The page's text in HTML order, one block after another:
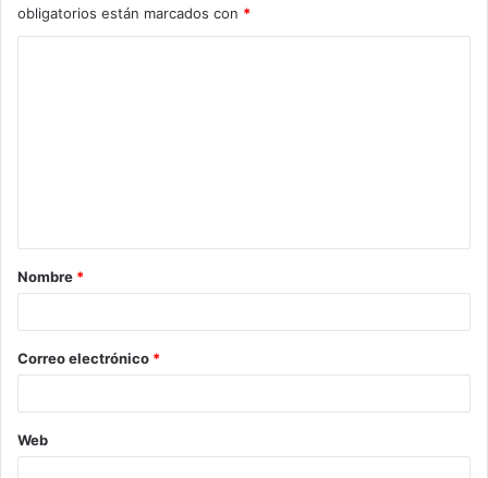
obligatorios están marcados con *
a
r
*
Nombre *
Correo electrónico *
Web